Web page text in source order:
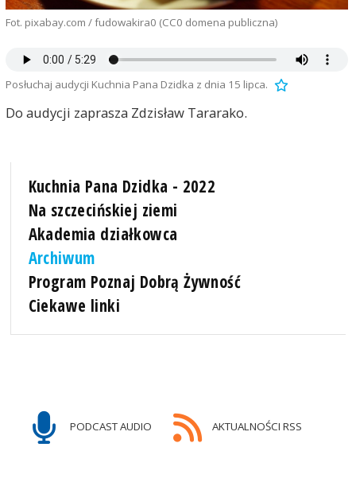
Fot. pixabay.com / fudowakira0 (CC0 domena publiczna)
Posłuchaj audycji Kuchnia Pana Dzidka z dnia 15 lipca.
Do audycji zaprasza Zdzisław Tararako.
Kuchnia Pana Dzidka - 2022
Na szczecińskiej ziemi
Akademia działkowca
Archiwum
Program Poznaj Dobrą Żywność
Ciekawe linki
PODCAST AUDIO AKTUALNOŚCI RSS